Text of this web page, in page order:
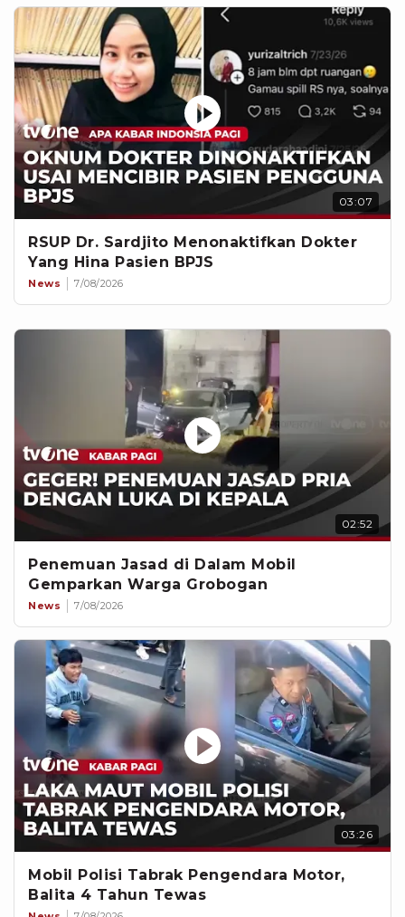
03:07
RSUP Dr. Sardjito Menonaktifkan Dokter
Yang Hina Pasien BPJS
News 7/08/2026
02:52
Penemuan Jasad di Dalam Mobil
Gemparkan Warga Grobogan
News 7/08/2026
03:26
Mobil Polisi Tabrak Pengendara Motor,
Balita 4 Tahun Tewas